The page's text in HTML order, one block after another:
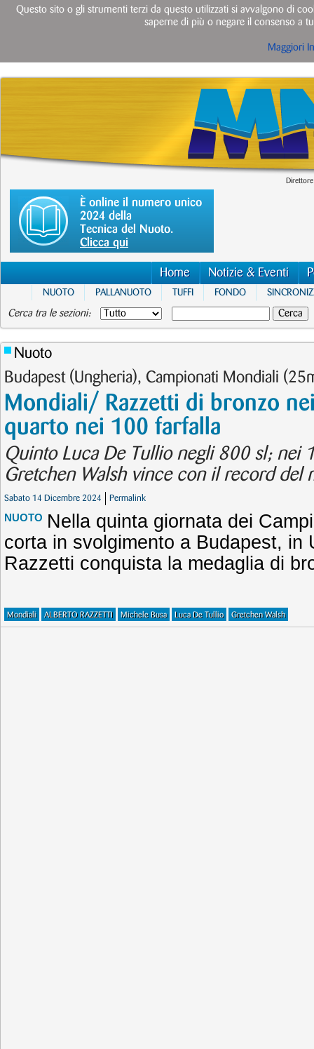
È online il numero unico
2024 della
Tecnica del Nuoto.
Clicca qui
Home Notizie & Eventi
NUOTO PALLANUOTO TUFFI FONDO
Cerca tra le sezioni:
Nuoto
Budapest (Ungheria), Campionati Mondiali
Mondiali/ Razzetti di bronzo
quarto nei 100 farfalla
Quinto Luca De Tullio negli 800 sl; nei
Gretchen Walsh vince con il record del
Sabato 14 Dicembre 2024 Permalink
NUOTO Nella quinta giornata dei
corta in svolgimento a Budapest, in
Razzetti conquista la medaglia di
Mondiali ALBERTO RAZZETTI Michele Busa Luca De Tullio Gretchen Walsh
Questo sito o gli strumenti terzi da questo utilizzati si avvalgono di
saperne di più o negare il consenso a
Maggiori